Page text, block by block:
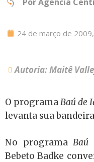
24 de março de
Autoria: Maitê
O programaBaú de
levanta sua
No programa Baú
Bebeto Badke